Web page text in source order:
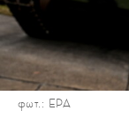
φωτ.: ΕΡΑ